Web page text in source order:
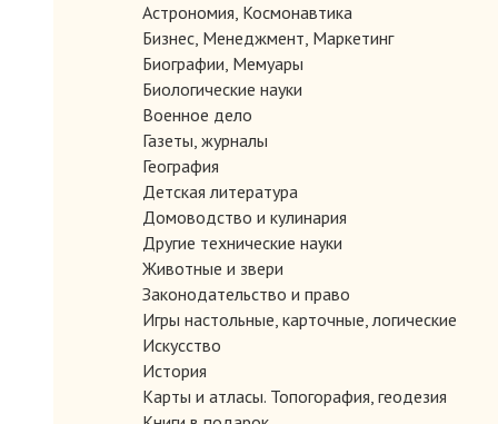
Астрономия, Космонавтика
Бизнес, Менеджмент, Маркетинг
Биографии, Мемуары
Биологические науки
Военное дело
Газеты, журналы
География
Детская литература
Домоводство и кулинария
Другие технические науки
Животные и звери
Законодательство и право
Игры настольные, карточные, логические
Искусство
История
Карты и атласы. Топогорафия, геодезия